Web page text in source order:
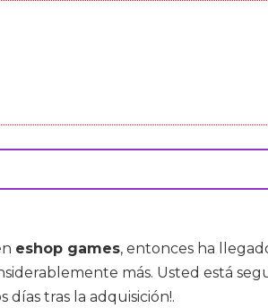
eshop games, entonces ha
más. Usted está
días tras la adquisición!.